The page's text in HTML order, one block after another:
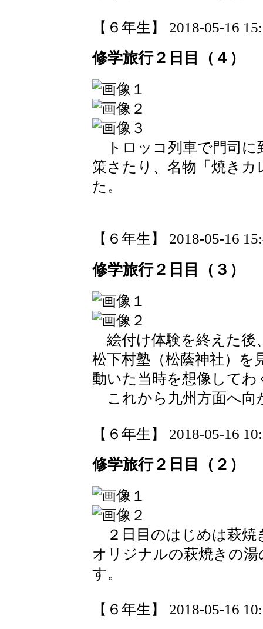
【６年生】 2018-05-16
修学旅行２日目（４）
トロッコ列車で門司に
策さたり、名物「焼き
た。
【６年生】 2018-05-16
修学旅行２日目（３）
絵付け体験を終えた後
松下村塾（松蔭神社）を
動いた当時を想像して
これから九州方面へ向
【６年生】 2018-05-16
修学旅行２日目（２）
２日目のはじめは萩焼
オリジナルの萩焼きの
す。
【６年生】 2018-05-16